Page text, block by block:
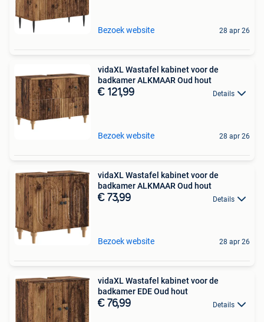
Bezoek website 28 apr 26
vidaXL Wastafel kabinet voor de
badkamer ALKMAAR Oud hout
€ 121,99 Details
Bezoek website 28 apr 26
vidaXL Wastafel kabinet voor de
badkamer ALKMAAR Oud hout
€ 73,99 Details
Bezoek website 28 apr 26
vidaXL Wastafel kabinet voor de
badkamer EDE Oud hout
€ 76,99 Details